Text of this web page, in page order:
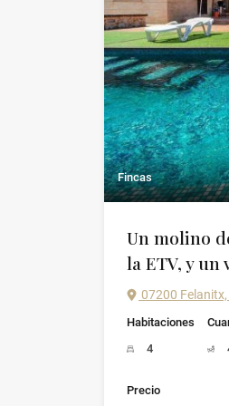
Fincas
Un molino
la ETV, y un
07200
Habitaciones
4
Precio